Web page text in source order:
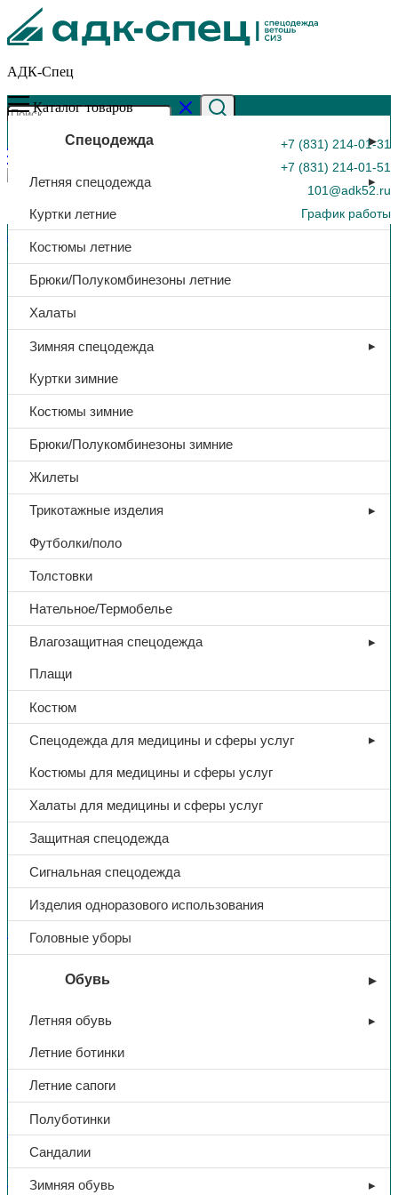
АДК-Спец
+7 (831) 214-01-31
+7 (831) 214-01-51
101@adk52.ru
График работы
0
Каталог товаров
Спецодежда
Летняя спецодежда
Куртки летние
Костюмы летние
Брюки/Полукомбинезоны летние
Халаты
Зимняя спецодежда
Куртки зимние
Костюмы зимние
Брюки/Полукомбинезоны зимние
Жилеты
Трикотажные изделия
Футболки/поло
Толстовки
Нательное/Термобелье
Влагозащитная спецодежда
Плащи
Костюм
Спецодежда для медицины и сферы услуг
Костюмы для медицины и сферы услуг
Халаты для медицины и сферы услуг
Защитная спецодежда
Сигнальная спецодежда
Изделия одноразового использования
Головные уборы
Обувь
Летняя обувь
Летние ботинки
Летние сапоги
Полуботинки
Сандалии
Зимняя обувь
Главная страница»Каталог»Костюм «Адель», куртка/брюки,
(белый)
Костюмы для медицины и сферы услуг
Костюм «Адель», куртка/
брюки, (белый)
2320,00₽
В избранное
Артикул:Н/Д Категории:
услуг
Спецодежда
Поделиться:
Whatsapp
Поделиться в Ok